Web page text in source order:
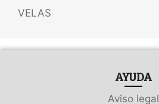
VELAS
AYUDA
Aviso legal